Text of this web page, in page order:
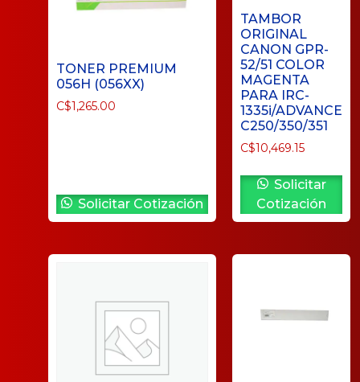
TONER PREMIUM
056H (056XX)
C$1,265.00
Solicitar Cotización
TAMBOR
ORIGINAL
CANON GPR-
52/51 COLOR
MAGENTA
PARA IRC-
1335i/ADVANCE
C250/350/351
C$10,469.15
Solicitar
Cotización